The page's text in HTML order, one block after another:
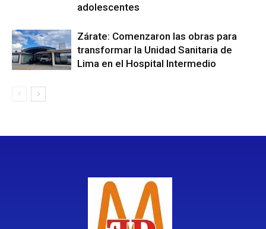
adolescentes
Zárate: Comenzaron las obras para
transformar la Unidad Sanitaria de
Lima en el Hospital Intermedio